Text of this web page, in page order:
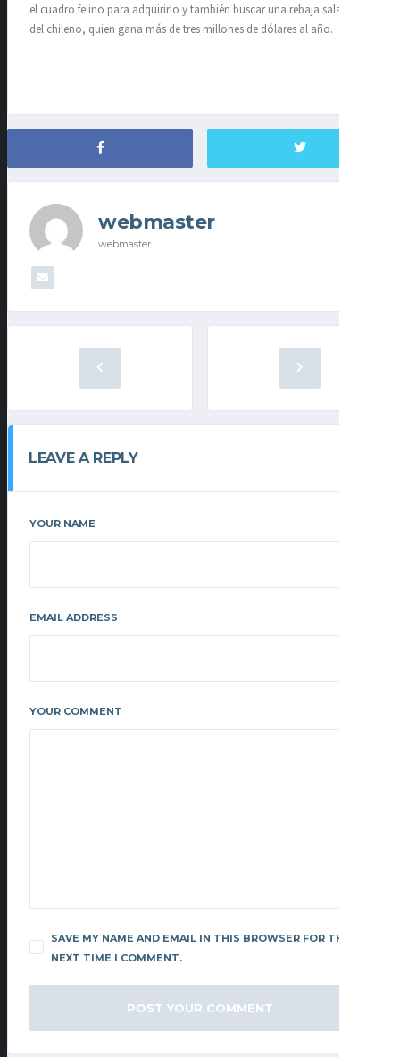
el cuadro felino para adquirirlo y también buscar una rebaja salarial
del chileno, quien gana más de tres millones de dólares al año.
webmaster
webmaster
LEAVE A REPLY
YOUR NAME
EMAIL ADDRESS
YOUR COMMENT
SAVE MY NAME AND EMAIL IN THIS BROWSER FOR THE
NEXT TIME I COMMENT.